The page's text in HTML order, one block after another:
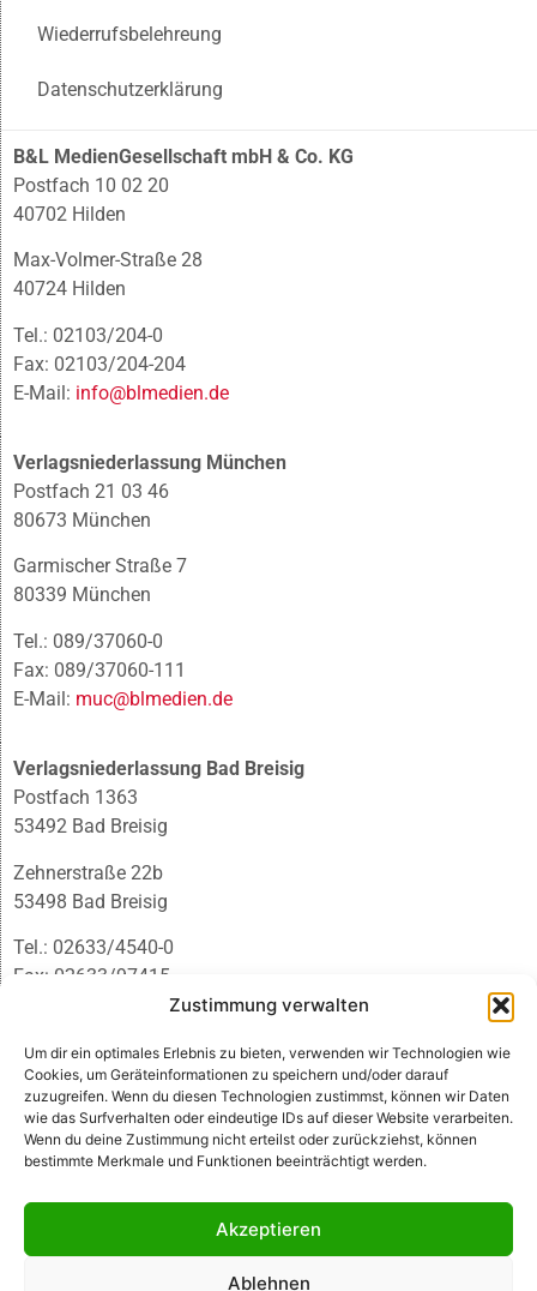
Zustimmung verwalten
Um dir ein optimales Erlebnis zu bieten, verwenden wir Technologien wie
Cookies, um Geräteinformationen zu speichern und/oder darauf
zuzugreifen. Wenn du diesen Technologien zustimmst, können wir Daten
wie das Surfverhalten oder eindeutige IDs auf dieser Website verarbeiten.
Wenn du deine Zustimmung nicht erteilst oder zurückziehst, können
bestimmte Merkmale und Funktionen beeinträchtigt werden.
Akzeptieren
Ablehnen
Wiederrufsbelehreung
Datenschutzerklärung
B&L MedienGesellschaft mbH & Co. KG
Postfach 10 02 20
40702 Hilden
Max-Volmer-Straße 28
40724 Hilden
Tel.: 02103/204-0
Fax: 02103/204-204
E-Mail: info@blmedien.de
Verlagsniederlassung München
Postfach 21 03 46
80673 München
Garmischer Straße 7
80339 München
Tel.: 089/37060-0
Fax: 089/37060-111
E-Mail: muc@blmedien.de
Verlagsniederlassung Bad Breisig
Postfach 1363
53492 Bad Breisig
Zehnerstraße 22b
53498 Bad Breisig
Tel.: 02633/4540-0
Fax: 02633/97415
infobb@blmedien.de